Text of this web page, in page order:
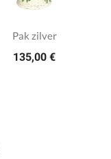
Pak zilver
135,00 €